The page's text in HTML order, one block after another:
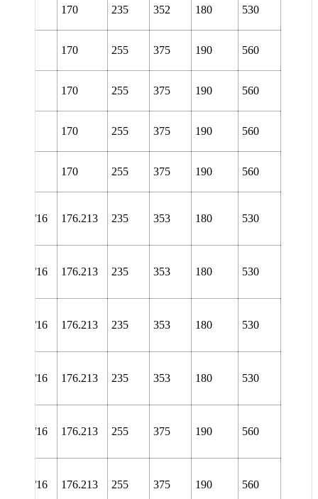
170 235 352 180 530
170 255 375 190 560
170 255 375 190 560
170 255 375 190 560
170 255 375 190 560
6.15/16
176.213 235 353 180 530
6.15/16
176.213 235 353 180 530
6.15/16
176.213 235 353 180 530
6.15/16
176.213 235 353 180 530
6.15/16
176.213 255 375 190 560
6.15/16
176.213 255 375 190 560